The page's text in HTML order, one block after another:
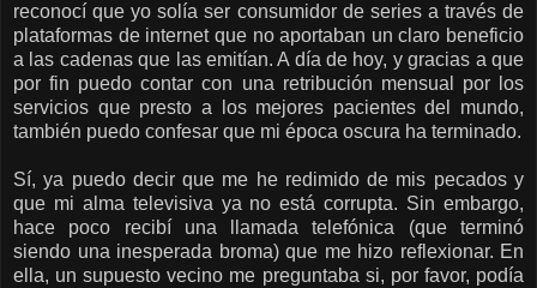
reconocí que yo solía ser consumidor de series a través de
plataformas de internet que no aportaban un claro beneficio
a las cadenas que las emitían. A día de hoy, y gracias a que
por fin puedo contar con una retribución mensual por los
servicios que presto a los mejores pacientes del mundo,
también puedo confesar que mi época oscura ha terminado.
Sí, ya puedo decir que me he redimido de mis pecados y
que mi alma televisiva ya no está corrupta. Sin embargo,
hace poco recibí una llamada telefónica (que terminó
siendo una inesperada broma) que me hizo reflexionar. En
ella, un supuesto vecino me preguntaba si, por favor, podía